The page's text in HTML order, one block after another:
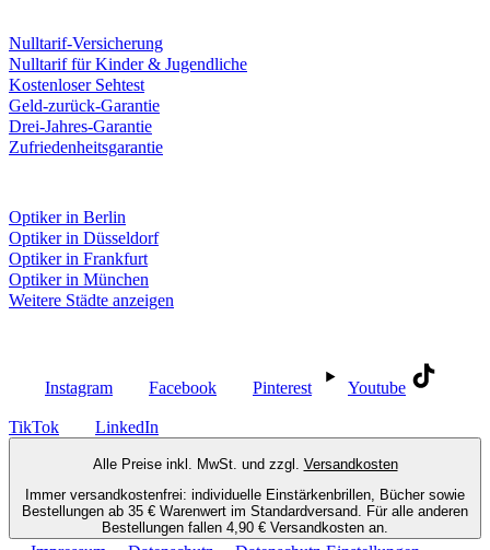
Nulltarif-Versicherung
Nulltarif für Kinder & Jugendliche
Kostenloser Sehtest
Geld-zurück-Garantie
Drei-Jahres-Garantie
Zufriedenheitsgarantie
Optiker in Berlin
Optiker in Düsseldorf
Optiker in Frankfurt
Optiker in München
Weitere Städte anzeigen
Instagram Facebook Pinterest Youtube
TikTok LinkedIn
Alle Preise inkl. MwSt. und zzgl. Versandkosten
Immer versandkostenfrei: individuelle Einstärkenbrillen, Bücher sowie
Bestellungen ab 35 € Warenwert im Standardversand. Für alle anderen
Bestellungen fallen 4,90 € Versandkosten an.